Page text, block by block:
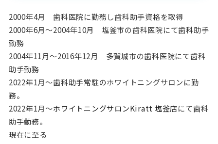
2000年4月 歯科医院に勤務し歯科助手資格を取得
2000年6月〜2004年10月 塩釜市の歯科医院にて歯科助手
勤務
2004年11月〜2016年12月 多賀城市の歯科医院にて歯科
助手勤務
2022年1月〜歯科助手常駐のホワイトニングサロンに勤
務。
2022年1月〜ホワイトニングサロンKiratt 塩釜店にて歯科
助手勤務。
現在に至る